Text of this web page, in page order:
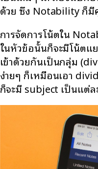
ด้วย ซึ่ง Notability ก็
การจัดการโน้ตใน
ในหัวข้อนั้นก็จะมีโน้ตแ
เข้าด้วยกันเป็นกลุ่ม
ง่ายๆ ก็เหมือนเอา
ก็จะมี subject เป็นแต่ล